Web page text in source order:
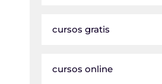
cursos gratis
cursos online